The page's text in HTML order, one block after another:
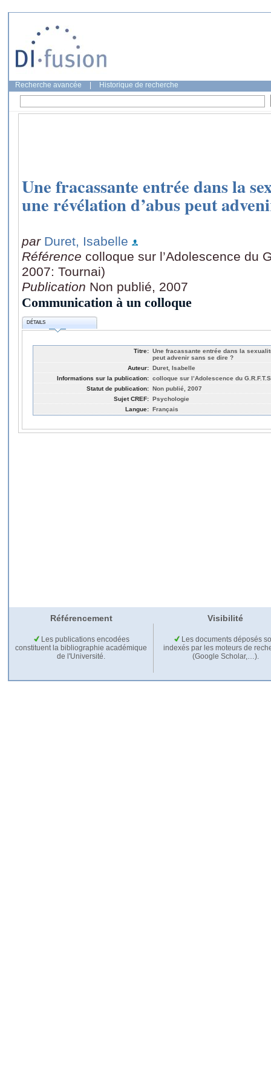
Recherche avancée Historique de recherche
Une fracassante entrée dans la
une révélation d’abus peut
par Duret, Isabelle
Référence colloque sur l’Adolescence du
2007: Tournai)
Publication Non publié, 2007
Communication à un colloque
DÉTAILS
Titre: Une fracassante entrée dans la
peut advenir sans se dire ?
Auteur: Duret, Isabelle
Informations sur la publication: colloque sur l’Adolescence du
Statut de publication: Non publié, 2007
Sujet CREF: Psychologie
Langue: Français
Référencement Visibilité
Les publications encodées
constituent la bibliographie académique
de l'Université.
Les documents déposés
indexés par les moteurs de
(Google Scholar,…).